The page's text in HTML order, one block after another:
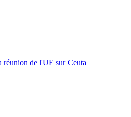
réunion de l'UE sur Ceuta